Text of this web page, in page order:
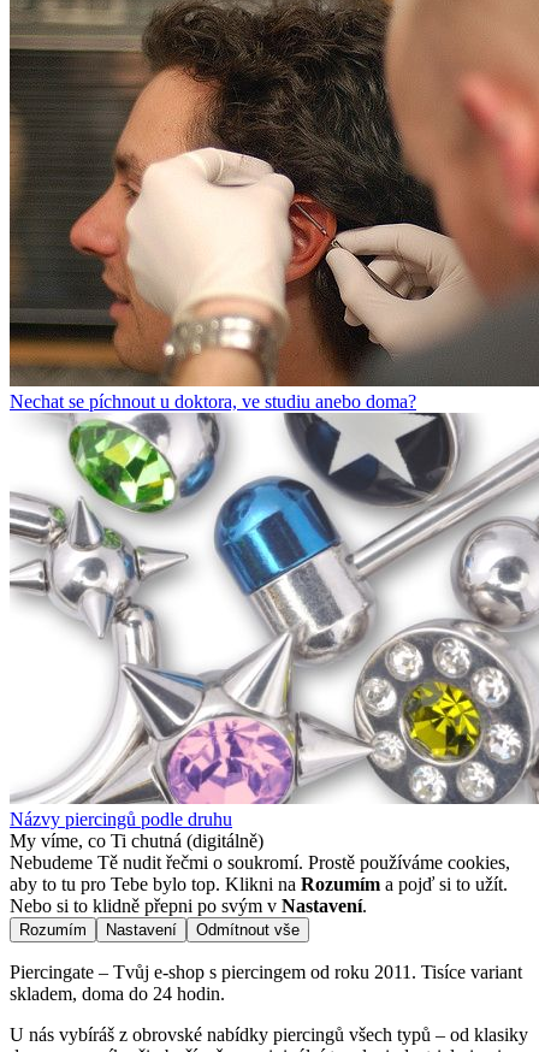
Nechat se píchnout u doktora, ve studiu anebo doma?
Názvy piercingů podle druhu
My víme, co Ti chutná (digitálně)
Nebudeme Tě nudit řečmi o soukromí. Prostě používáme cookies,
aby to tu pro Tebe bylo top. Klikni na Rozumím a pojď si to užít.
Nebo si to klidně přepni po svým v Nastavení.
Rozumím Nastavení Odmítnout vše
Piercingate – Tvůj e-shop s piercingem od roku 2011. Tisíce variant
skladem, doma do 24 hodin.
U nás vybíráš z obrovské nabídky piercingů všech typů – od klasiky